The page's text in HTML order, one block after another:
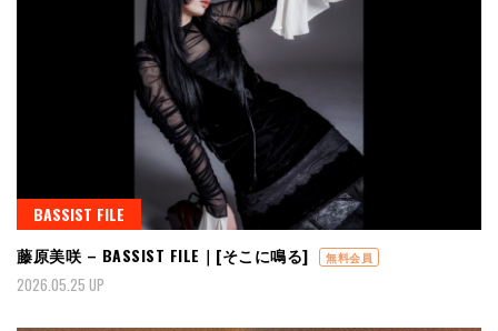
BASSIST FILE
藤原美咲 – BASSIST FILE｜[そこに鳴る]
無料会員
2026.05.25 UP